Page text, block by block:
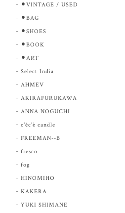
⚫︎VINTAGE / USED
⚫︎BAG
⚫︎SHOES
⚫︎BOOK
⚫︎ART
Select India
AHMEV
AKIRAFURUKAWA
ANNA NOGUCHI
c'èc'è candle
FREEMAN--B
fresco
fog
HINOMIHO
KAKERA
YUKI SHIMANE